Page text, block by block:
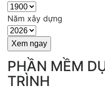
Năm xây dựng
PHẦN MỀM
TRÌNH